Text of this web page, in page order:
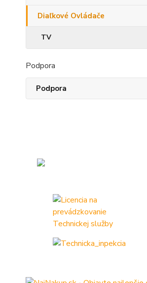
Diaľkové Ovládače
TV
Podpora
Podpora